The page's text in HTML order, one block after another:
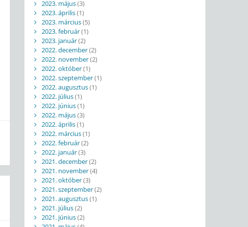
2023. május(3)
2023. április(1)
2023. március(5)
2023. február(1)
2023. január(2)
2022. december(2)
2022. november(2)
2022. október(1)
2022. szeptember(1)
2022. augusztus(1)
2022. július(1)
2022. június(1)
2022. május(3)
2022. április(1)
2022. március(1)
2022. február(2)
2022. január(3)
2021. december(2)
2021. november(4)
2021. október(3)
2021. szeptember(2)
2021. augusztus(1)
2021. július(2)
2021. június(2)